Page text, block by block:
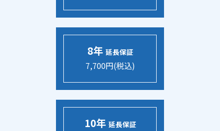
8年 延長保証
7,700円(税込)
10年 延長保証